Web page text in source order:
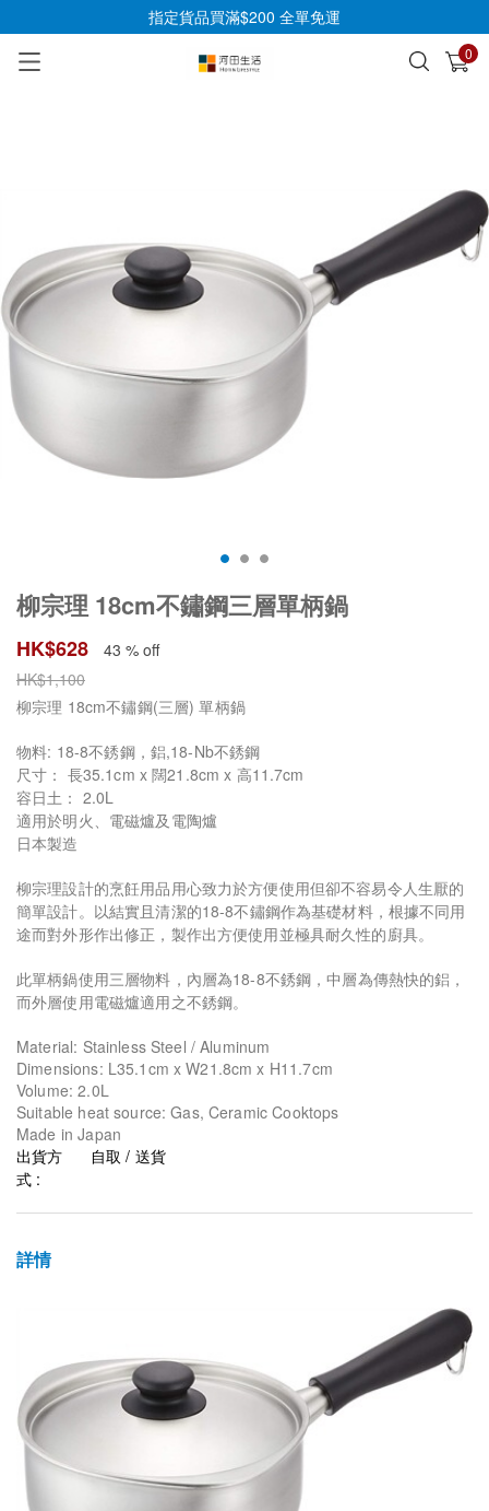
指定貨品買滿$200 全單免運
0
已加入購物車 查看
柳宗理 18cm不鏽鋼三層單柄鍋
HK$628
43 % off
HK$1,100
柳宗理 18cm不鏽鋼(三層) 單柄鍋
物料: 18-8不銹鋼，鋁,18-Nb不銹鋼
尺寸： 長35.1cm x 闊21.8cm x 高11.7cm
容日土： 2.0L
適用於明火、電磁爐及電陶爐
日本製造
柳宗理設計的烹飪用品用心致力於方便使用但卻不容易令人生厭的
簡單設計。以結實且清潔的18-8不鏽鋼作為基礎材料，根據不同用
途而對外形作出修正，製作出方便使用並極具耐久性的廚具。
此單柄鍋使用三層物料，內層為18-8不銹鋼，中層為傳熱快的鋁，
而外層使用電磁爐適用之不銹鋼。
Material: Stainless Steel / Aluminum
Dimensions: L35.1cm x W21.8cm x H11.7cm
Volume: 2.0L
Suitable heat source: Gas, Ceramic Cooktops
Made in Japan
出貨方
式 :
自取 / 送貨
詳情